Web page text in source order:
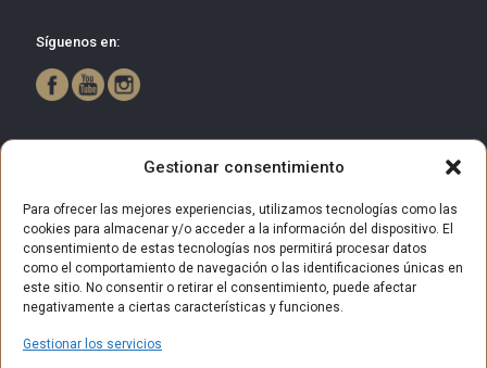
Gestionar consentimiento
Para ofrecer las mejores experiencias, utilizamos tecnologías como las
cookies para almacenar y/o acceder a la información del dispositivo. El
consentimiento de estas tecnologías nos permitirá procesar datos
como el comportamiento de navegación o las identificaciones únicas en
este sitio. No consentir o retirar el consentimiento, puede afectar
negativamente a ciertas características y funciones.
Gestionar los servicios
Síguenos en: